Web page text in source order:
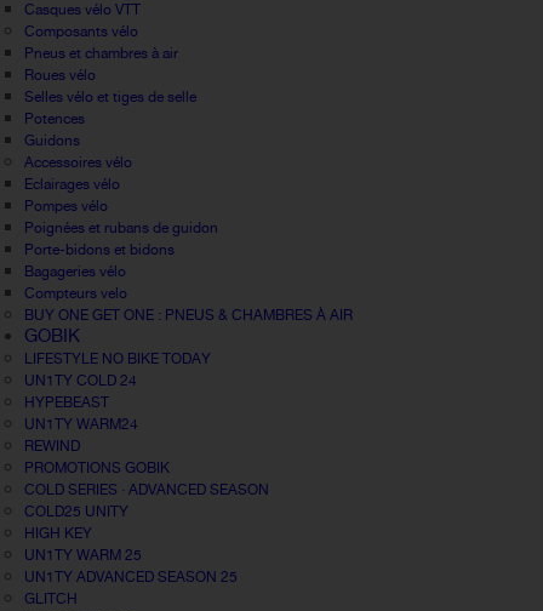
Casques vélo VTT
Composants vélo
Pneus et chambres à air
Roues vélo
Selles vélo et tiges de selle
Potences
Guidons
Accessoires vélo
Eclairages vélo
Pompes vélo
Poignées et rubans de guidon
Porte-bidons et bidons
Bagageries vélo
Compteurs velo
BUY ONE GET ONE : PNEUS & CHAMBRES À AIR
GOBIK
LIFESTYLE NO BIKE TODAY
UN1TY COLD 24
HYPEBEAST
UN1TY WARM24
REWIND
PROMOTIONS GOBIK
COLD SERIES · ADVANCED SEASON
COLD25 UNITY
HIGH KEY
UN1TY WARM 25
UN1TY ADVANCED SEASON 25
GLITCH